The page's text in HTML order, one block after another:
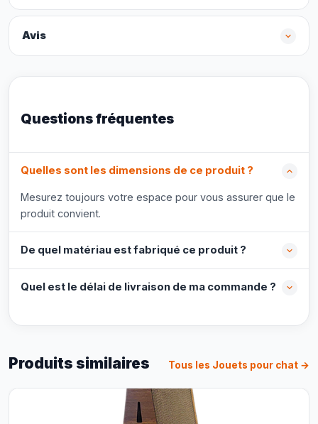
Avis
Questions fréquentes
Quelles sont les dimensions de ce produit ?
Mesurez toujours votre espace pour vous assurer que le
produit convient.
De quel matériau est fabriqué ce produit ?
Quel est le délai de livraison de ma commande ?
Produits similaires Tous les Jouets pour chat →